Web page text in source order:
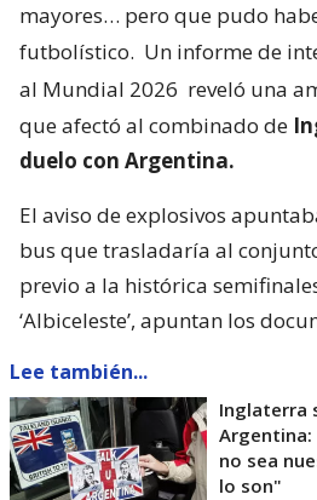
mayores… pero que pudo
futbolístico. Un informe de
al Mundial 2026 reveló una
que afectó al combinado de
duelo con Argentina.
El aviso de explosivos
bus que trasladaría al conjunto
previo a la histórica
‘Albiceleste’, apuntan los
Lee también...
Inglaterra
Argentina:
no sea
lo son"